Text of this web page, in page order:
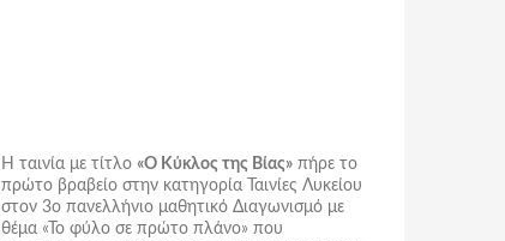
Η ταινία με τίτλο «Ο Κύκλος της Βίας» πήρε το
πρώτο βραβείο στην κατηγορία Ταινίες Λυκείου
στον 3ο πανελλήνιο μαθητικό Διαγωνισμό με
θέμα «Το φύλο σε πρώτο πλάνο» που